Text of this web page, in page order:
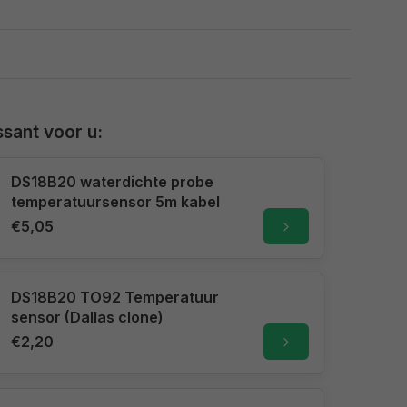
voor u:
DS18B20 waterdichte probe
temperatuursensor 5m kabel
€5,05
DS18B20 TO92 Temperatuur
sensor (Dallas clone)
€2,20